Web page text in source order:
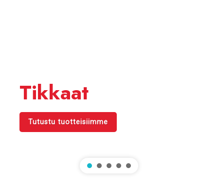
Tikkaat
Tutustu tuotteisiimme